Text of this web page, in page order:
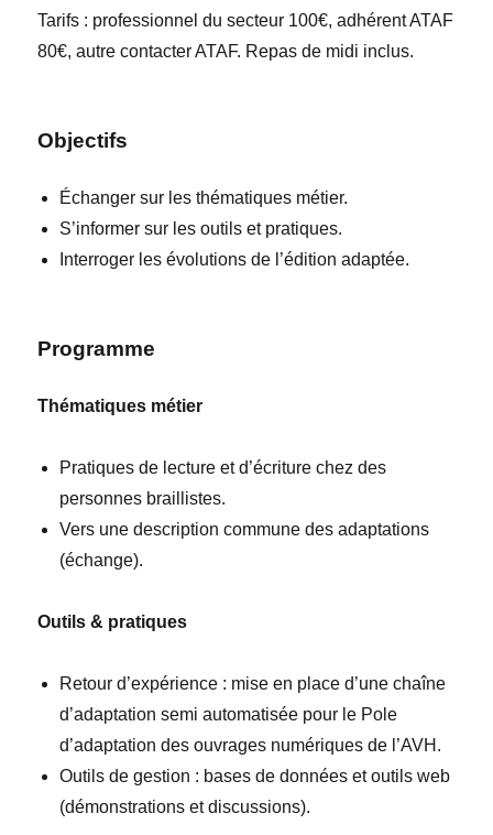
Tarifs : professionnel du secteur 100€, adhérent ATAF
80€, autre contacter ATAF. Repas de midi inclus.
Objectifs
Échanger sur les thématiques métier.
S’informer sur les outils et pratiques.
Interroger les évolutions de l’édition adaptée.
Programme
Thématiques métier
Pratiques de lecture et d’écriture chez des
personnes braillistes.
Vers une description commune des adaptations
(échange).
Outils & pratiques
Retour d’expérience : mise en place d’une chaîne
d’adaptation semi automatisée pour le Pole
d’adaptation des ouvrages numériques de l’AVH.
Outils de gestion : bases de données et outils web
(démonstrations et discussions).